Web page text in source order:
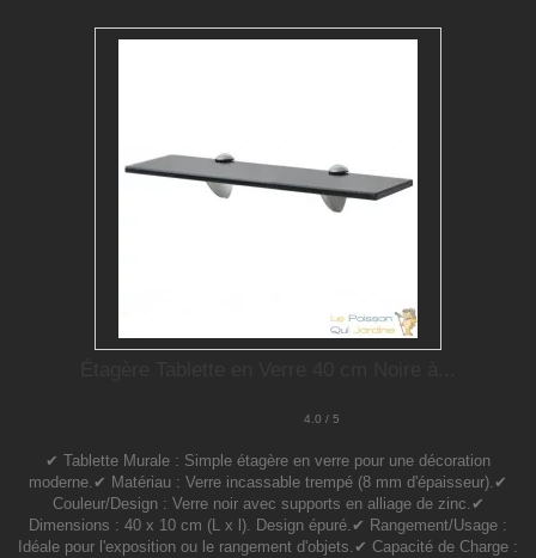
4.0 / 5
✔ Tablette Murale : Simple étagère en verre pour une décoration
moderne.✔ Matériau : Verre incassable trempé (8 mm d'épaisseur).✔
Couleur/Design : Verre noir avec supports en alliage de zinc.✔
Dimensions : 40 x 10 cm (L x l). Design épuré.✔ Rangement/Usage :
Idéale pour l'exposition ou le rangement d'objets.✔ Capacité de Charge :